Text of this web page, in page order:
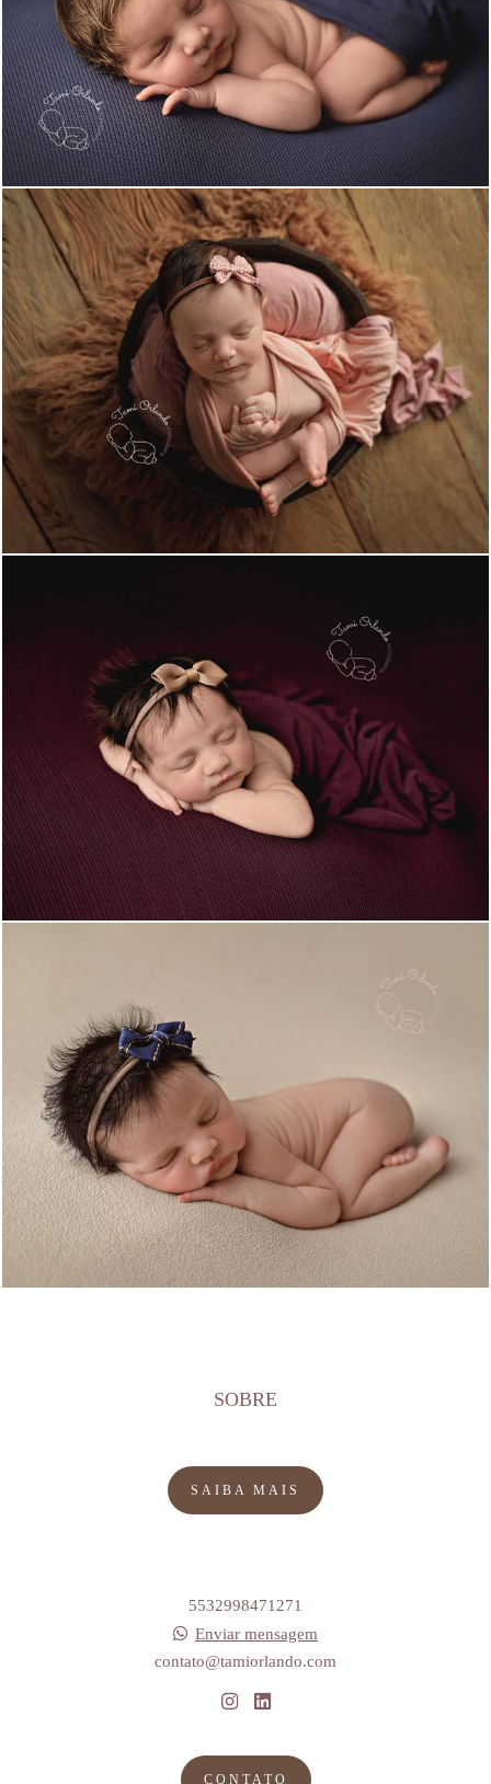
603 0
618 0
545 0
613 6
SOBRE
SAIBA MAIS
5532998471271
Enviar mensagem
contato@tamiorlando.com
CONTATO